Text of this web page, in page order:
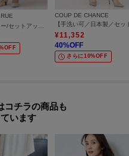
【通勤/デイリー/セットアップ可】マルチに使える カットジョーゼット ワイドパンツ
COUP DE CHANCE
¥11,352
40%OFF
さらに10%OFF
コチラの商品も
います